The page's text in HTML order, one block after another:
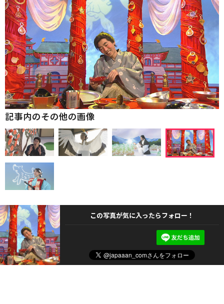
記事内のその他の画像
この写真が気に入ったらフォロー！